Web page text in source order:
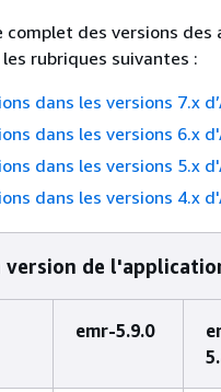
des versions des
rubriques suivantes :
dans les versions 7.x
dans les versions 6.x
dans les versions 5.x
dans les versions 4.x
de
emr-5.9.0